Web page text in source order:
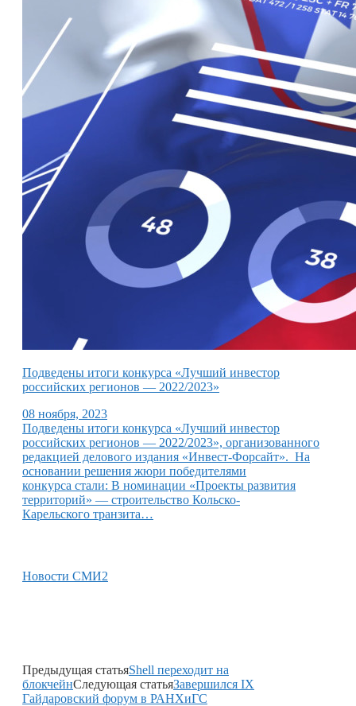
Подведены итоги конкурса «Лучший инвестор
российских регионов — 2022/2023»
08 ноября, 2023
Подведены итоги конкурса «Лучший инвестор
российских регионов — 2022/2023», организованного
редакцией делового издания «Инвест-Форсайт». На
основании решения жюри победителями
конкурса стали: В номинации «Проекты развития
территорий» — строительство Кольско-
Карельского транзита…
Новости СМИ2
Предыдущая статьяShell переходит на
блокчейнСледующая статьяЗавершился IX
Гайдаровский форум в РАНХиГС